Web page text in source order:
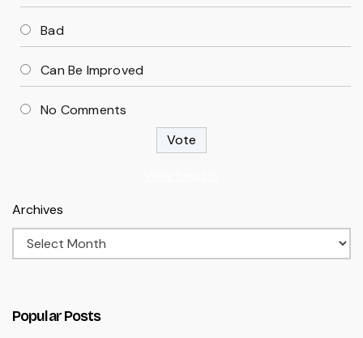
Bad
Can Be Improved
No Comments
Archives
Popular Posts